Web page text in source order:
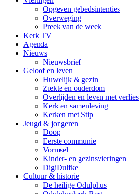
Opgeven gebedsintenties
Overweging
Preek van de week
Kerk TV
Agenda
Nieuws
Nieuwsbrief
Geloof en leven
Huwelijk & gezin
Ziekte en ouderdom
Overlijden en leven met verlies
Kerk en samenleving
Kerken met Stip
Jeugd & jongeren
Doop
Eerste communie
Vormsel
Kinder- en gezinsvieringen
DigiDulfke
Cultuur & historie
De heilige Odulphus